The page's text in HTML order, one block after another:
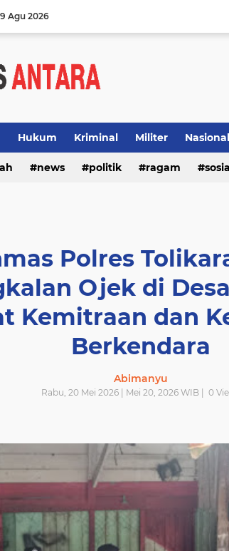
9 Agu 2026
Hukum Kriminal Militer Nasional
news politik ragam
Polres
Ojek di
Kemitraan dan
Berkendara
Abimanyu
Rabu, 20 Mei 2026 | Mei 20, 2026 WIB | 0